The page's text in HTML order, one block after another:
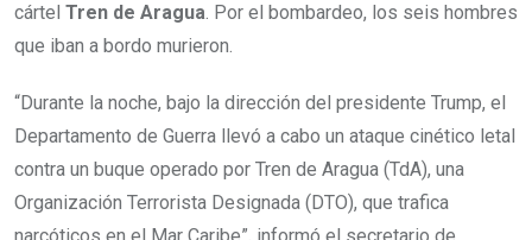
cártel Tren de Aragua. Por el bombardeo, los seis hombres
que iban a bordo murieron.
“Durante la noche, bajo la dirección del presidente Trump, el
Departamento de Guerra llevó a cabo un ataque cinético letal
contra un buque operado por Tren de Aragua (TdA), una
Organización Terrorista Designada (DTO), que trafica